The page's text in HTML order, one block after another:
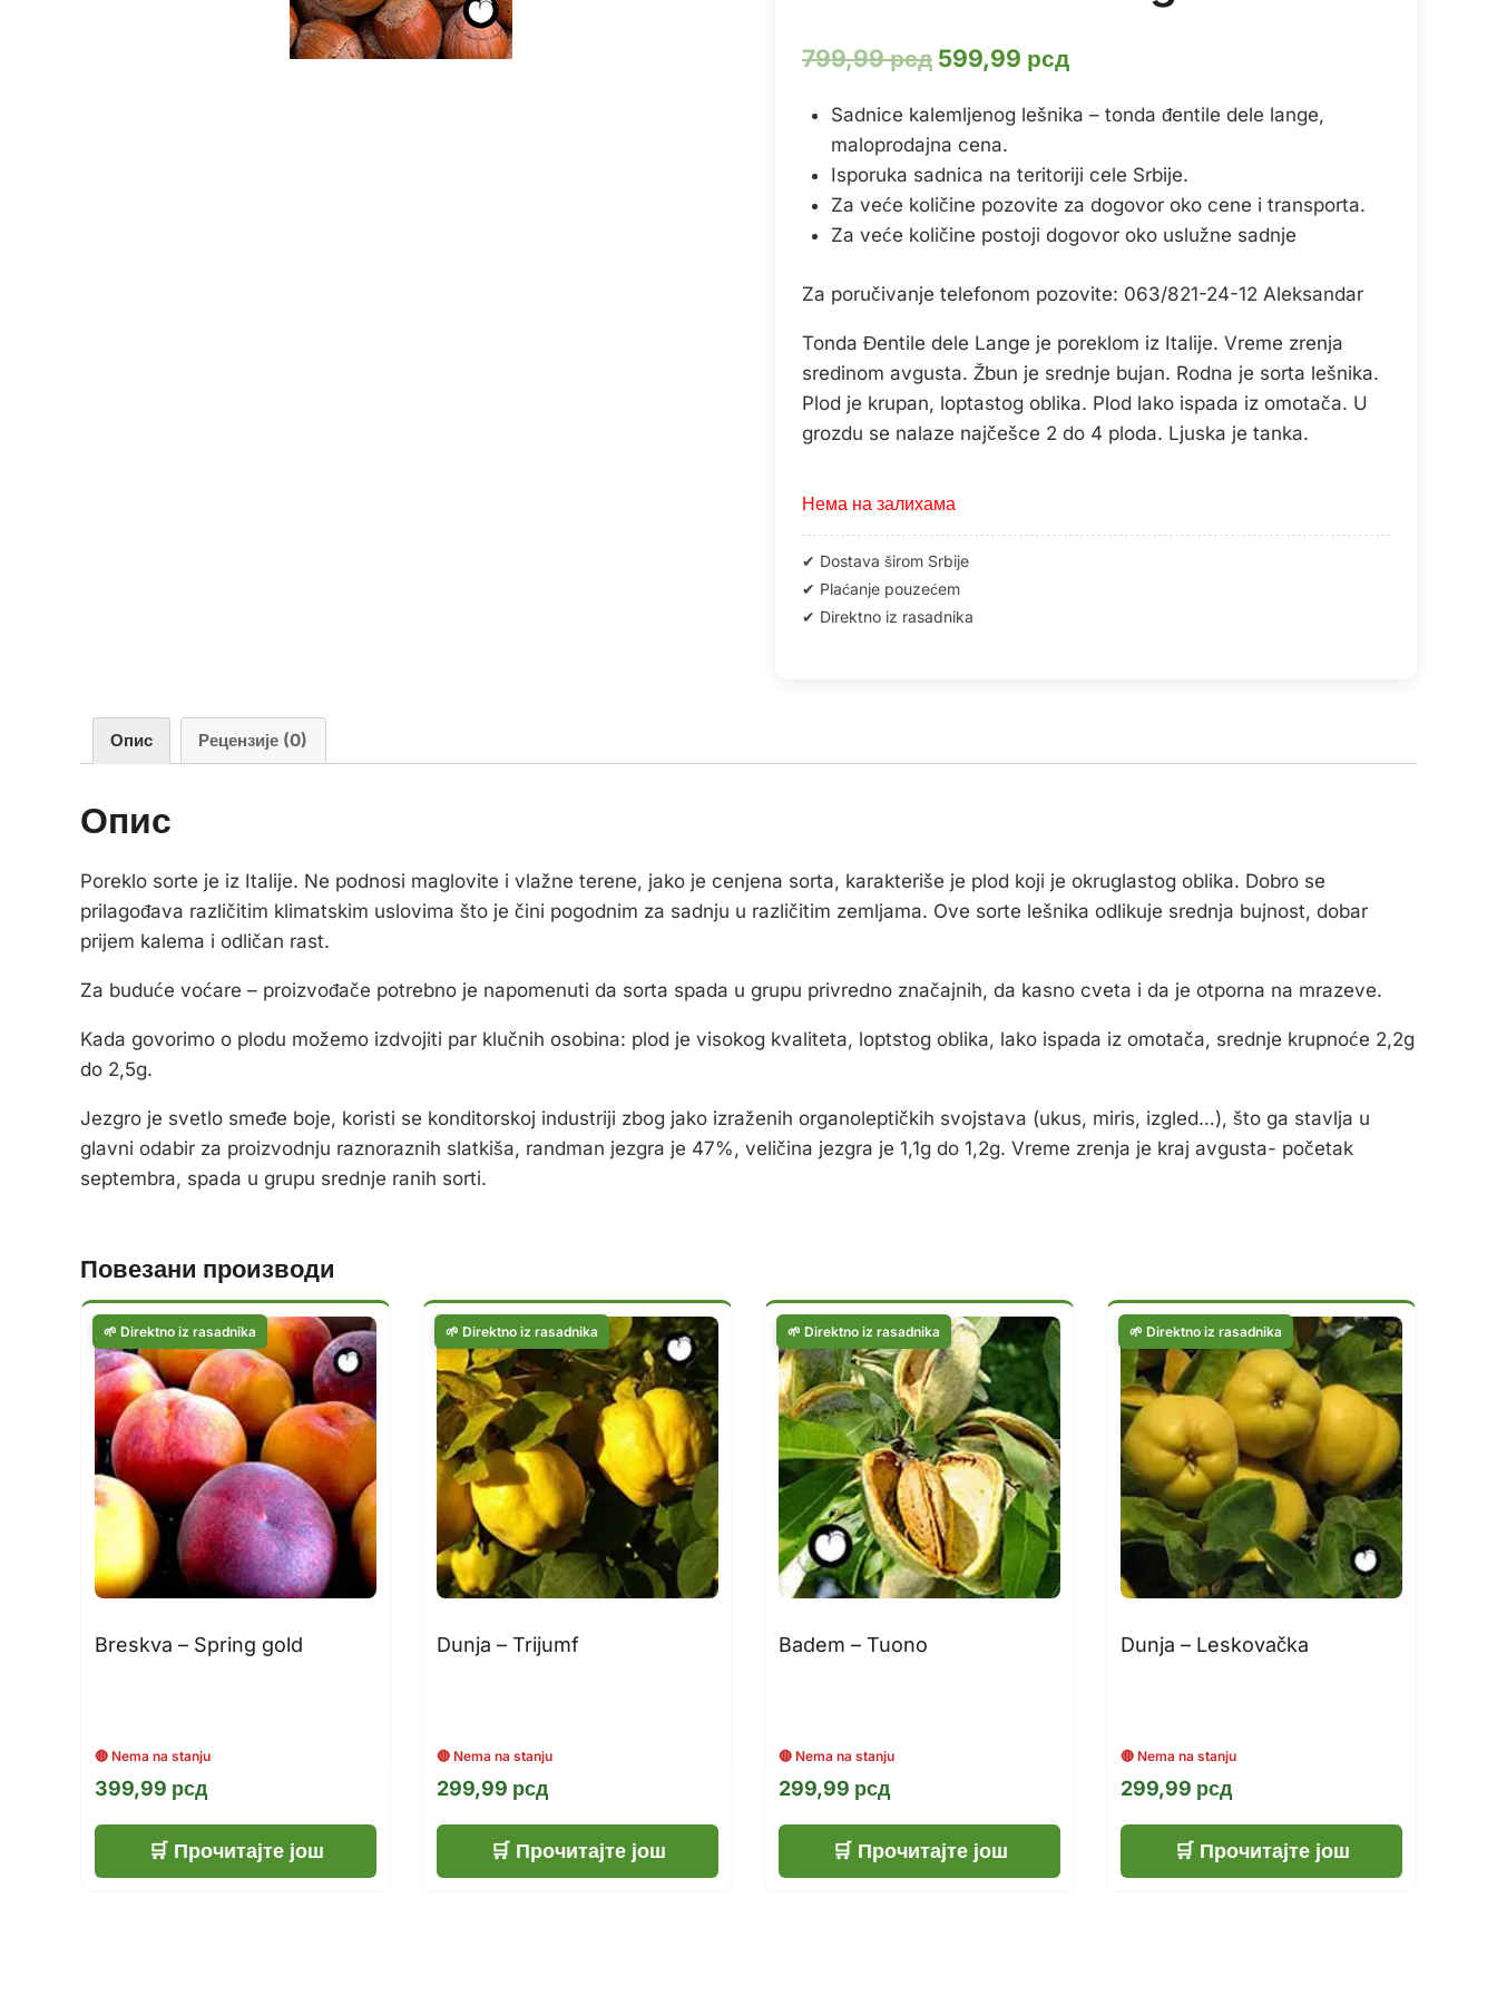
799,99рсд Оригинална
је
била:
799,99 рсд.
599,99 рсд
је:
599,99 рсд.
Sadnice kalemljenog lešnika – tonda đentile dele lange,
maloprodajna cena.
Isporuka sadnica na teritoriji cele Srbije.
Za veće količine pozovite za dogovor oko cene i transporta.
Za veće količine postoji dogovor oko uslužne sadnje
Za poručivanje telefonom pozovite: 063/821-24-12 Aleksandar
Tonda Đentile dele Lange je poreklom iz Italije. Vreme zrenja
sredinom avgusta. Žbun je srednje bujan. Rodna je sorta lešnika.
Plod je krupan, loptastog oblika. Plod lako ispada iz omotača. U
grozdu se nalaze najčešce 2 do 4 ploda. Ljuska je tanka.
Нема на залихама
Опис Рецензије (0)
Опис
Poreklo sorte je iz Italije. Ne podnosi maglovite i vlažne terene, jako je cenjena sorta, karakteriše je plod koji je okruglastog oblika. Dobro se
prilagođava različitim klimatskim uslovima što je čini pogodnim za sadnju u različitim zemljama. Ove sorte lešnika odlikuje srednja bujnost, dobar
prijem kalema i odličan rast.
Za buduće voćare – proizvođače potrebno je napomenuti da sorta spada u grupu privredno značajnih, da kasno cveta i da je otporna na mrazeve.
Kada govorimo o plodu možemo izdvojiti par klučnih osobina: plod je visokog kvaliteta, loptstog oblika, lako ispada iz omotača, srednje krupnoće 2,2g
do 2,5g.
Jezgro je svetlo smeđe boje, koristi se konditorskoj industriji zbog jako izraženih organoleptičkih svojstava (ukus, miris, izgled…), što ga stavlja u
glavni odabir za proizvodnju raznoraznih slatkiša, randman jezgra je 47%, veličina jezgra je 1,1g do 1,2g. Vreme zrenja je kraj avgusta- početak
septembra, spada u grupu srednje ranih sorti.
Повезани производи
Breskva – Spring gold
399,99 рсд
Прочитајте још
Dunja – Trijumf
299,99 рсд
Прочитајте још
Badem – Tuono
299,99 рсд
Прочитајте још
Dunja – Leskovačka
299,99 рсд
Прочитајте још